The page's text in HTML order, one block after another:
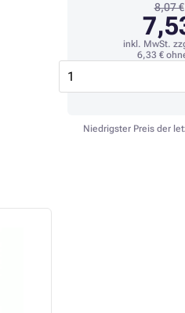
8,07 €
inkl. MwSt.
6,33 €
Niedrigster Preis der